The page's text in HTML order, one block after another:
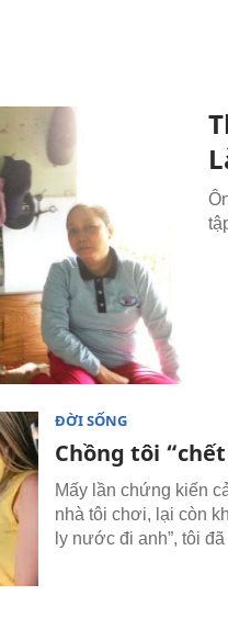
ĐỜI SỐNG
Chồng tôi
Mấy lần chứng kiến
nhà tôi chơi, lại còn
ly nước đi anh”, tôi